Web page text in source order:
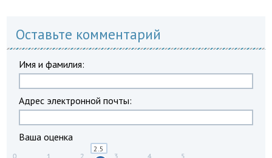
Оставьте комментарий
Имя и фамилия:
Адрес электронной почты:
Ваша оценка